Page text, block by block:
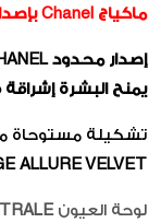
ماكياج Chanel بإصدارات محدودة
يمنح البشرة
تشكيلة مستوحاة
ALLURE VELVET
لوحة العيون